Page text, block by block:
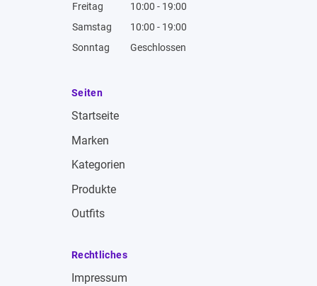
Freitag
10:00 - 19:00
Samstag
10:00 - 19:00
Sonntag
Geschlossen
Seiten
Startseite
Marken
Kategorien
Produkte
Outfits
Rechtliches
Impressum